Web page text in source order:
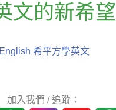
文的新希望
希平方學英文
加入我們 / 追蹤：